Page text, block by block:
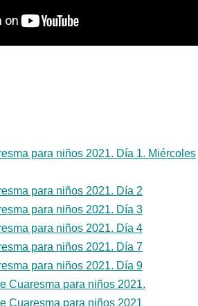
para niños 2021. Día 1. Miércoles
para niños 2021. Día 2
para niños 2021. Día 3
para niños 2021. Día 4
para niños 2021. Día 7
para niños 2021. Día 9
Cuaresma para niños 2021.
Cuaresma para niños 2021